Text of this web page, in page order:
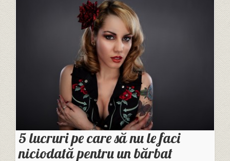
5 lucruri pe care să nu le faci
niciodată pentru un bărbat